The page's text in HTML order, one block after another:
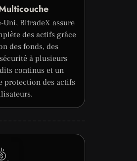
Uni, BitradeX assure
des actifs grâce
des fonds, des
à plusieurs
continus et un
protection des actifs